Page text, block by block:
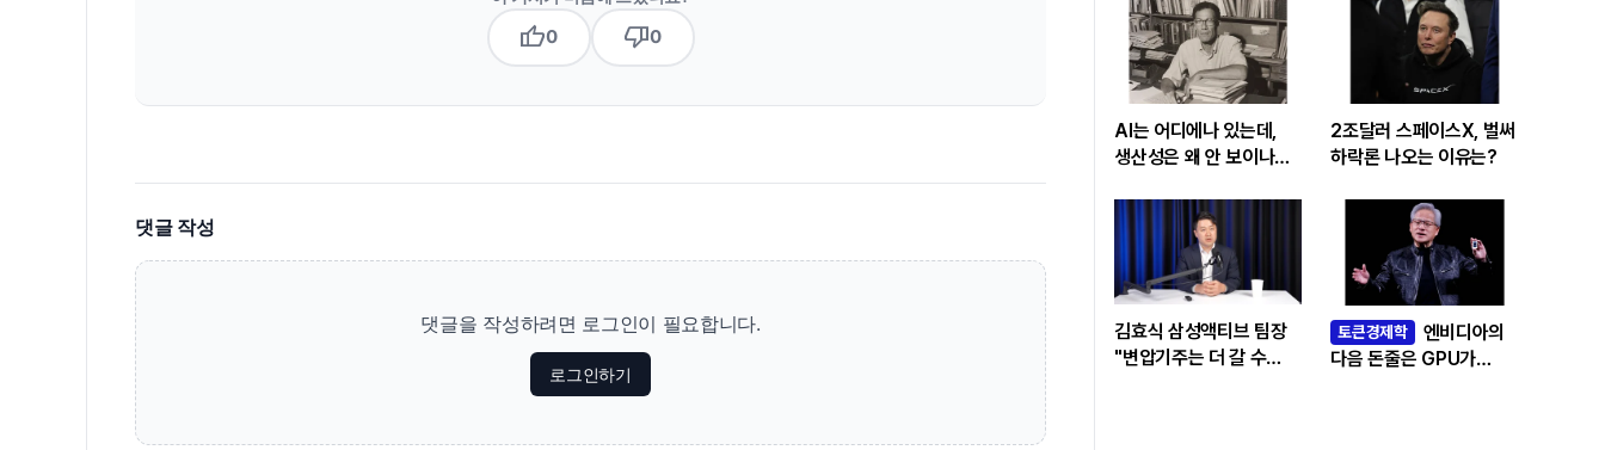
AI는 어디에나 있는데,
생산성은 왜 안 보이나…
‘솔로우 패러독스’
2조달러 스페이스X, 벌써
하락론 나오는 이유는?
김효식 삼성액티브 팀장
"변압기주는 더 갈 수
토큰경제학
엔비디아의
다음 돈줄은 GPU가
thumb_up0 thumb_down0
댓글 작성
댓글을 작성하려면 로그인이 필요합니다.
로그인하기